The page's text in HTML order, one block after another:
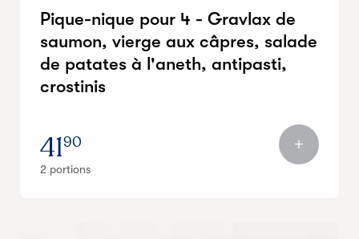
Pique-nique pour 4 - Gravlax de
saumon, vierge aux câpres, salade
de patates à l'aneth, antipasti,
crostinis
4190
2 portions